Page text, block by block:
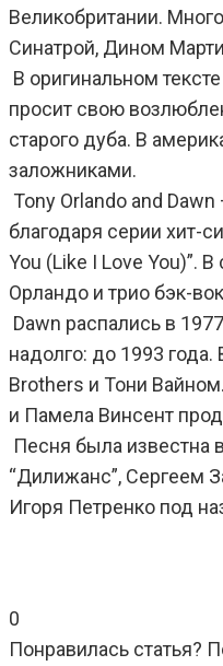
Великобритании.
Синатрой, Дином
В оригинальном
просит свою
старого дуба. В
заложниками.
Tony Orlando and
благодаря серии хит-
You (Like I Love You)”.
Орландо и трио бэк-
Dawn распались в
надолго: до 1993
Brothers и Тони
и Памела Винсент
Песня была известна
“Дилижанс”, Сергеем
Игоря Петренко под
0
Понравилась статья?